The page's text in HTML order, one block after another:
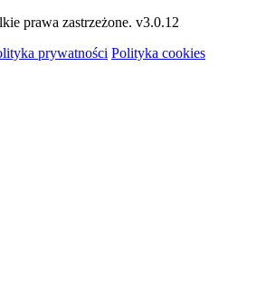
prawa zastrzeżone. v3.0.12
prywatności Polityka cookies